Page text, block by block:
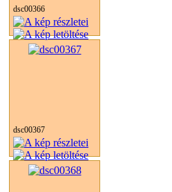
dsc00366
dsc00367